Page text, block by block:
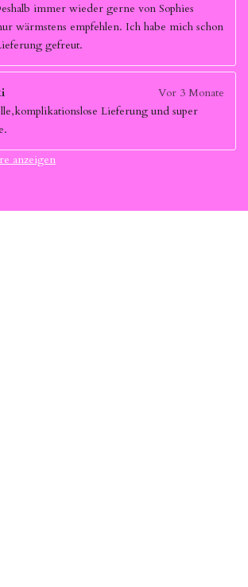
immer wieder gerne von Sophies
wärmstens empfehlen. Ich habe mich schon
gefreut.
Vor 3 Monate
Lieferung und super
anzeigen